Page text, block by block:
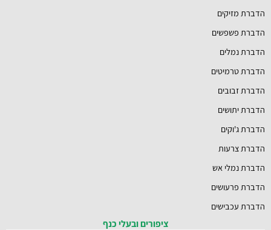
הדברת מזיקים
הדברת פשפשים
הדברת נמלים
הדברת טרמיטים
הדברת זבובים
הדברת יתושים
הדברת ג'וקים
הדברת צרעות
הדברת נמלי אש
הדברת פרעושים
הדברת עכבישים
ציפורים ובעלי כנף